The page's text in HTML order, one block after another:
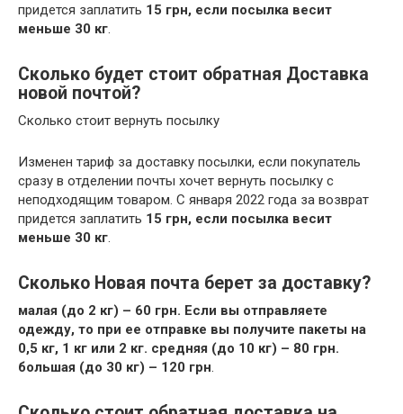
придется заплатить 15 грн, если посылка весит
меньше 30 кг.
Сколько будет стоит обратная Доставка
новой почтой?
Сколько стоит вернуть посылку
Изменен тариф за доставку посылки, если покупатель
сразу в отделении почты хочет вернуть посылку с
неподходящим товаром. С января 2022 года за возврат
придется заплатить 15 грн, если посылка весит
меньше 30 кг.
Сколько Новая почта берет за доставку?
малая (до 2 кг) – 60 грн. Если вы отправляете
одежду, то при ее отправке вы получите пакеты на
0,5 кг, 1 кг или 2 кг. средняя (до 10 кг) – 80 грн.
большая (до 30 кг) – 120 грн.